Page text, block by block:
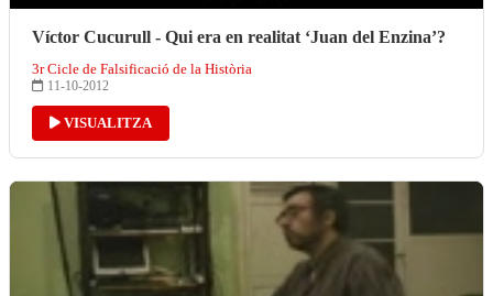
Víctor Cucurull - Qui era en realitat ‘Juan del Enzina’?
3r Cicle de Falsificació de la Història
11-10-2012
VISUALITZA